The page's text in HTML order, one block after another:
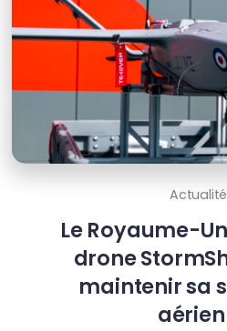
Le Royaume-
drone
maintenir sa